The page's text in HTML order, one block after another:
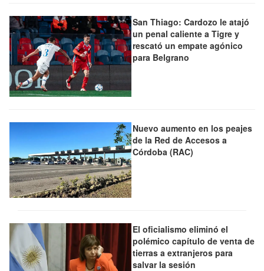
San Thiago: Cardozo le atajó
un penal caliente a Tigre y
rescató un empate agónico
para Belgrano
Nuevo aumento en los peajes
de la Red de Accesos a
Córdoba (RAC)
El oficialismo eliminó el
polémico capítulo de venta de
tierras a extranjeros para
salvar la sesión